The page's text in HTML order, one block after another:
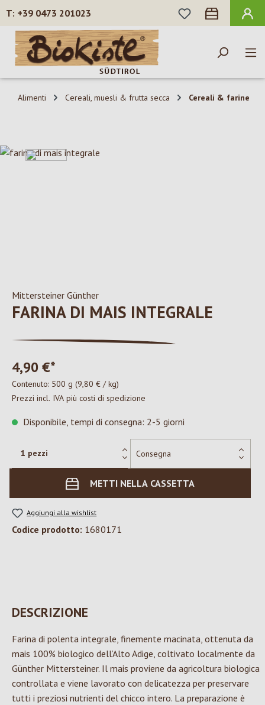
Passa al contenuto principale
+39 0473 201023
HAI 0 ARTICOLI
Alimenti Cereali, muesli & frutta secca Cereali & farine
Salta la galleria di immagini
Mittersteiner Günther
FARINA DI MAIS INTEGRALE
4,90 €*
Contenuto: 500 g (9,80 € / kg)
Prezzi incl. IVA più costi di spedizione
Disponibile, tempi di consegna: 2-5 giorni
METTI NELLA CASSETTA
Aggiungi alla wishlist
Codice prodotto: 1680171
DESCRIZIONE
Farina di polenta integrale, finemente macinata, ottenuta da
mais 100% biologico dell’Alto Adige, coltivato localmente da
Günther Mittersteiner. Il mais proviene da agricoltura biologica
controllata e viene lavorato con delicatezza per preservare
tutti i preziosi nutrienti del chicco intero. La preparazione è